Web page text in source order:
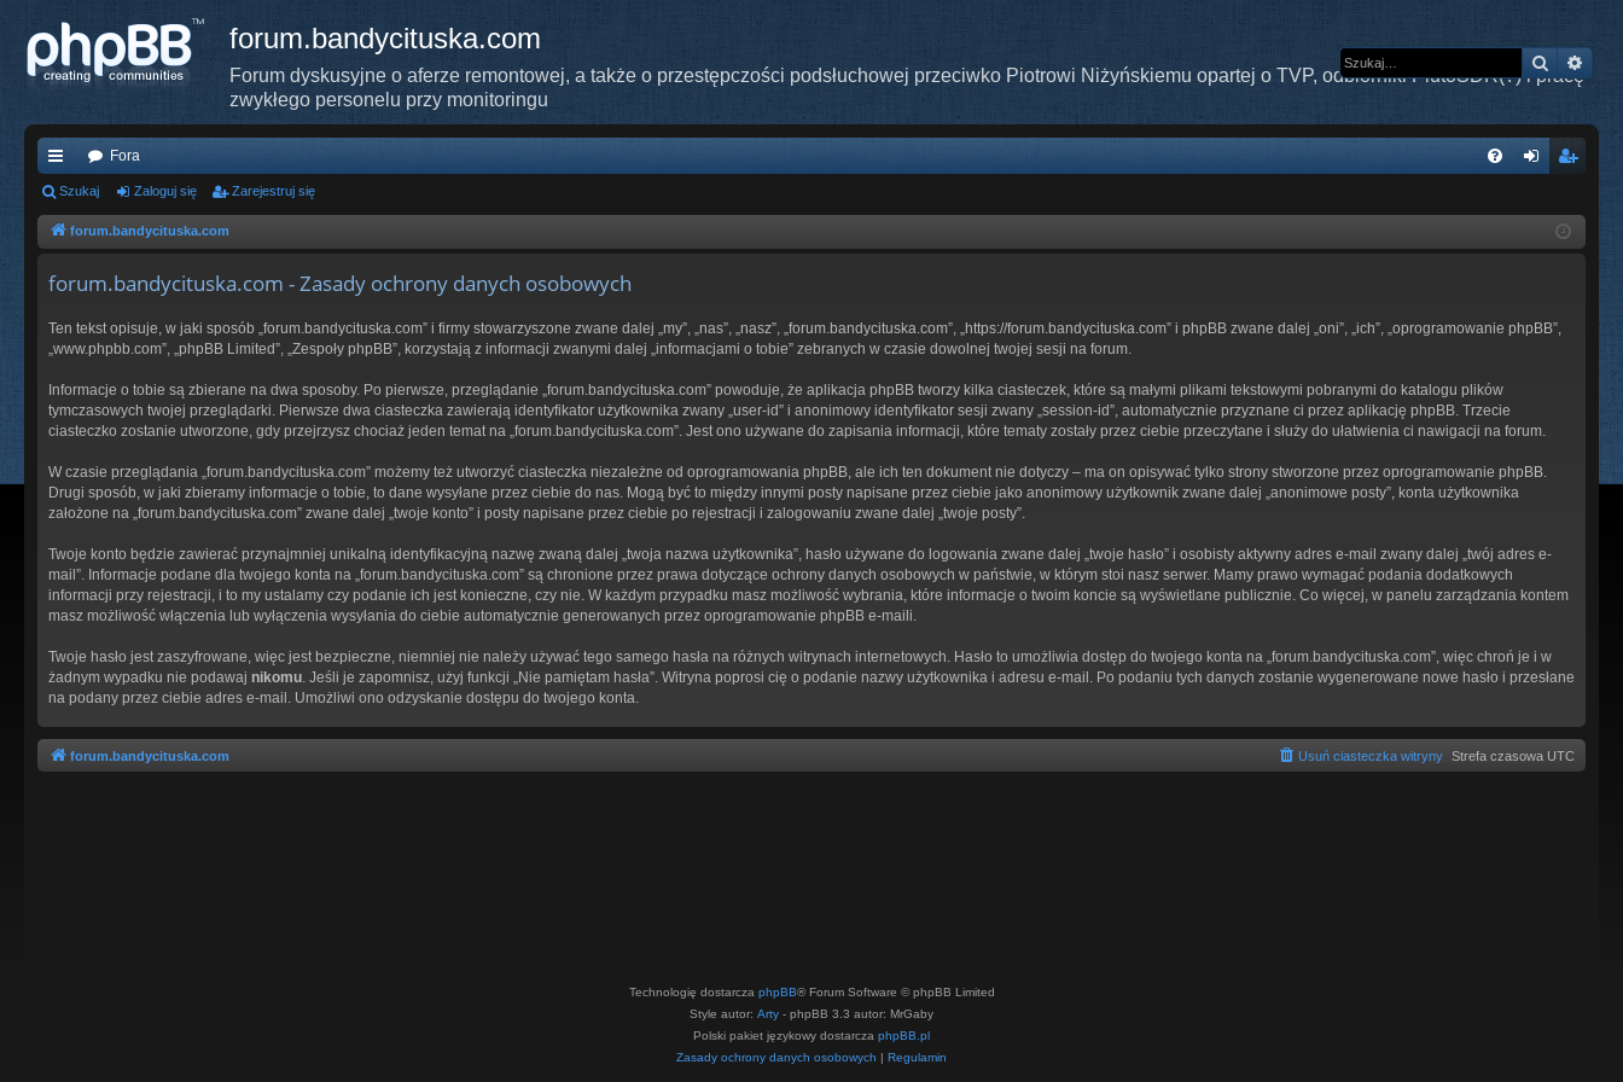
forum.bandycituska.com
Forum dyskusyjne o aferze remontowej, a także o przestępczości podsłuchowej przeciwko Piotrowi Niżyńskiemu opartej o TVP, odbiorniki PlutoSDR(?) i pracę
zwykłego personelu przy monitoringu
Szukaj
ię
ce
Fora
ę
ej
Szukaj Zaloguj się Zarejestruj się
forum.bandycituska.com
forum.bandycituska.com - Zasady ochrony danych osobowych
Ten tekst opisuje, w jaki sposób „forum.bandycituska.com” i firmy stowarzyszone zwane dalej „my”, „nas”, „nasz”, „forum.bandycituska.com”, „https://forum.bandycituska.com” i phpBB zwane dalej „oni”, „ich”, „oprogramowanie phpBB”,
„www.phpbb.com”, „phpBB Limited”, „Zespoły phpBB”, korzystają z informacji zwanymi dalej „informacjami o tobie” zebranych w czasie dowolnej twojej sesji na forum.
Informacje o tobie są zbierane na dwa sposoby. Po pierwsze, przeglądanie „forum.bandycituska.com” powoduje, że aplikacja phpBB tworzy kilka ciasteczek, które są małymi plikami tekstowymi pobranymi do katalogu plików
tymczasowych twojej przeglądarki. Pierwsze dwa ciasteczka zawierają identyfikator użytkownika zwany „user-id” i anonimowy identyfikator sesji zwany „session-id”, automatycznie przyznane ci przez aplikację phpBB. Trzecie
ciasteczko zostanie utworzone, gdy przejrzysz chociaż jeden temat na „forum.bandycituska.com”. Jest ono używane do zapisania informacji, które tematy zostały przez ciebie przeczytane i służy do ułatwienia ci nawigacji na forum.
W czasie przeglądania „forum.bandycituska.com” możemy też utworzyć ciasteczka niezależne od oprogramowania phpBB, ale ich ten dokument nie dotyczy – ma on opisywać tylko strony stworzone przez oprogramowanie phpBB.
Drugi sposób, w jaki zbieramy informacje o tobie, to dane wysyłane przez ciebie do nas. Mogą być to między innymi posty napisane przez ciebie jako anonimowy użytkownik zwane dalej „anonimowe posty”, konta użytkownika
założone na „forum.bandycituska.com” zwane dalej „twoje konto” i posty napisane przez ciebie po rejestracji i zalogowaniu zwane dalej „twoje posty”.
Twoje konto będzie zawierać przynajmniej unikalną identyfikacyjną nazwę zwaną dalej „twoja nazwa użytkownika”, hasło używane do logowania zwane dalej „twoje hasło” i osobisty aktywny adres e-mail zwany dalej „twój adres e-
mail”. Informacje podane dla twojego konta na „forum.bandycituska.com” są chronione przez prawa dotyczące ochrony danych osobowych w państwie, w którym stoi nasz serwer. Mamy prawo wymagać podania dodatkowych
informacji przy rejestracji, i to my ustalamy czy podanie ich jest konieczne, czy nie. W każdym przypadku masz możliwość wybrania, które informacje o twoim koncie są wyświetlane publicznie. Co więcej, w panelu zarządzania kontem
masz możliwość włączenia lub wyłączenia wysyłania do ciebie automatycznie generowanych przez oprogramowanie phpBB e-maili.
Twoje hasło jest zaszyfrowane, więc jest bezpieczne, niemniej nie należy używać tego samego hasła na różnych witrynach internetowych. Hasło to umożliwia dostęp do twojego konta na „forum.bandycituska.com”, więc chroń je i w
żadnym wypadku nie podawaj nikomu . Jeśli je zapomnisz, użyj funkcji „Nie pamiętam hasła”. Witryna poprosi cię o podanie nazwy użytkownika i adresu e-mail. Po podaniu tych danych zostanie wygenerowane nowe hasło i przesłane
na podany przez ciebie adres e-mail. Umożliwi ono odzyskanie dostępu do twojego konta.
forum.bandycituska.com Strefa czasowa UTC
Usuń ciasteczka witryny
Technologię dostarcza phpBB® Forum Software © phpBB Limited
Style autor: Arty - phpBB 3.3 autor: MrGaby
Polski pakiet językowy dostarcza phpBB.pl
Zasady ochrony danych osobowych | Regulamin